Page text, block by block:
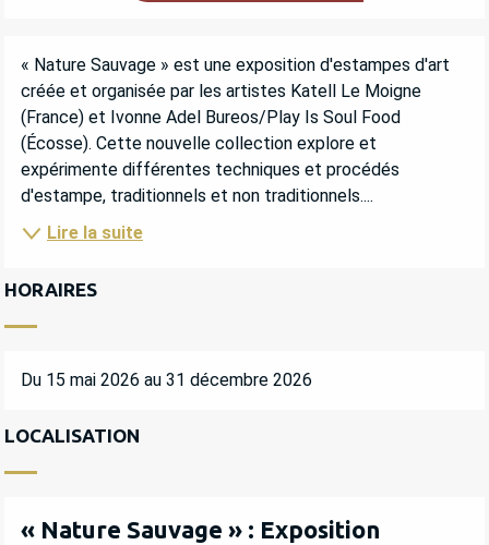
DESCRIPTION
« Nature Sauvage » est une exposition d'estampes d'art
créée et organisée par les artistes Katell Le Moigne
(France) et Ivonne Adel Bureos/Play Is Soul Food
(Écosse). Cette nouvelle collection explore et
expérimente différentes techniques et procédés
d'estampe, traditionnels et non traditionnels....
Lire la suite
HORAIRES
Du 15 mai 2026 au 31 décembre 2026
LOCALISATION
« Nature Sauvage » : Exposition